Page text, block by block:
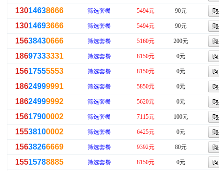
13014638666 筛选套餐 5494元 90元
13014693666 筛选套餐 5494元 90元
15638430666 筛选套餐 5160元 200元
18697333331 筛选套餐 8150元 0元
15617555553 筛选套餐 8150元 0元
18624999991 筛选套餐 5850元 0元
18624999992 筛选套餐 5620元 0元
15617900002 筛选套餐 7115元 100元
15538100002 筛选套餐 6425元 0元
15638266669 筛选套餐 9392元 80元
15515788885 筛选套餐 8150元 0元